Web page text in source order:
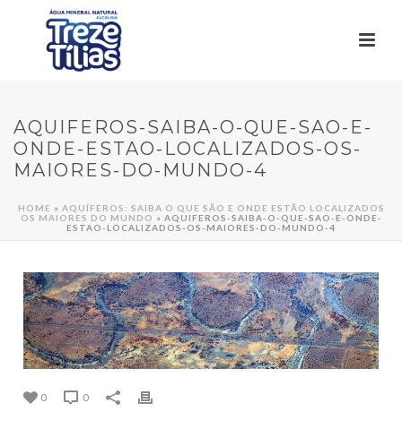
AQUIFEROS-SAIBA-O-QUE-SAO-E-
ONDE-ESTAO-LOCALIZADOS-OS-
MAIORES-DO-MUNDO-4
HOME » AQUÍFEROS: SAIBA O QUE SÃO E ONDE ESTÃO LOCALIZADOS
OS MAIORES DO MUNDO » AQUIFEROS-SAIBA-O-QUE-SAO-E-ONDE-
ESTAO-LOCALIZADOS-OS-MAIORES-DO-MUNDO-4
0 0